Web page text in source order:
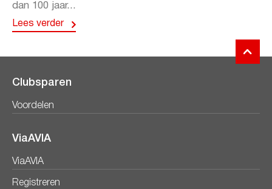
dan 100 jaar...
Lees verder
Clubsparen
Voordelen
ViaAVIA
ViaAVIA
Registreren